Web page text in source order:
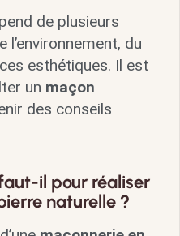
de plusieurs
du
esthétiques. Il est
un maçon
des conseils
il pour réaliser
naturelle ?